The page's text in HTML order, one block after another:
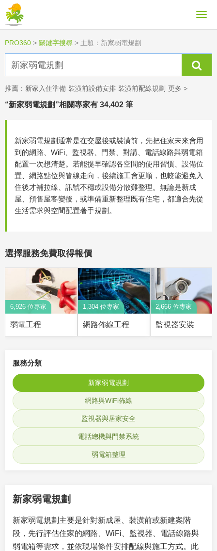
PRO360 > 關鍵字搜尋 > 主題：新家弱電規劃
推薦： 新家入住準備 裝潢前設備安排 裝潢前配線規劃 更多 >
“新家弱電規劃”相關專家有 34,402 筆
新家弱電規劃通常是在交屋後或裝潢前，先把住家未來會用
到的網路、WiFi、監視器、門禁、對講、電話線路與弱電箱
配置一次想清楚。若能提早確認各空間的使用習慣、設備位
置、網路點位與管線走向，後續施工會更順，也較能避免入
住後才補拉線、訊號不穩或設備分散難整理。無論是新成
屋、預售屋客變後，或準備重新整理既有住宅，都適合先從
生活需求與空間配置著手規劃。
選擇服務免費取得報價
6,926 位專家
弱電工程
1,304 位專家
網路佈線工程
2,666 位專家
監視器安裝
服務分類
新家弱電規劃
網路與WiFi佈線
監視器與居家安全
電話總機與門禁系統
弱電箱整理
新家弱電規劃
新家弱電規劃主要是針對新成屋、裝潢前或新建案階
段，先行評估住家的網路、WiFi、監視器、電話線路與
弱電箱等需求，並依現場條件安排配線與施工方式。此